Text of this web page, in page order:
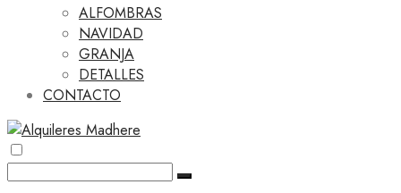
ALFOMBRAS
NAVIDAD
GRANJA
DETALLES
CONTACTO